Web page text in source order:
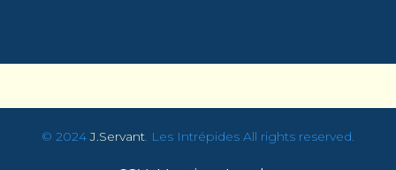
© 2024J.Servant. Les Intrépides All rights reserved.